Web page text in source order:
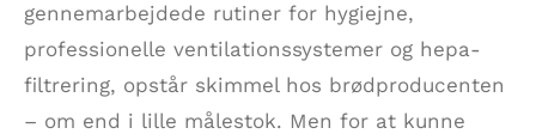
gennemarbejdede rutiner for hygiejne,
professionelle ventilationssystemer og hepa-
filtrering, opstår skimmel hos brødproducenten
– om end i lille målestok. Men for at kunne